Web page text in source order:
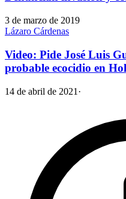
3 de marzo de 2019
Lázaro Cárdenas
Video: Pide José Luis
probable ecocidio en
14 de abril de 2021 ·